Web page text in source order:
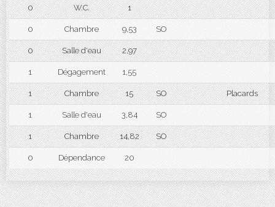
0 W.C. 1
0 Chambre 9,53 SO
0 Salle d'eau 2,97
1 Dégagement 1,55
1 Chambre 15 SO Placards
1 Salle d'eau 3,84 SO
1 Chambre 14,82 SO
0 Dépendance 20